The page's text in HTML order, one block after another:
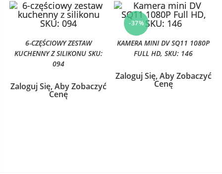
6-CZĘŚCIOWY ZESTAW
KUCHENNY Z SILIKONU SKU:
094
Zaloguj Się, Aby Zobaczyć
Cenę
-37%
KAMERA MINI DV SQ11 1080P
FULL HD, SKU: 146
Zaloguj Się, Aby Zobaczyć
Cenę